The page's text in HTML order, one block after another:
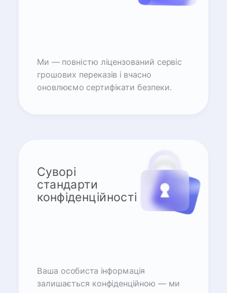
Ми — повністю ліцензований сервіс
грошових переказів і вчасно
оновлюємо сертифікати безпеки.
Суворі
стандарти
конфіденційності
Ваша особиста інформація
залишається конфіденційною — ми